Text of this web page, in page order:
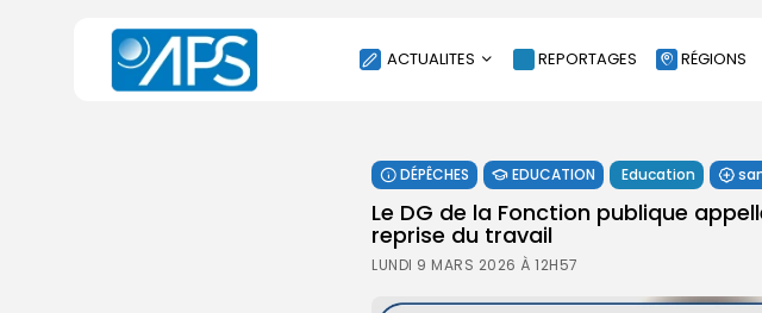
ACTUALITES
SOCIÉTÉ
ÉCONOMIE
CULTURE
REPORTAGES RÉGIONS
DÉPÊCHES EDUCATION Education
Le DG de la Fonction publique
reprise du travail
LUNDI 9 MARS 2026 À 12H57